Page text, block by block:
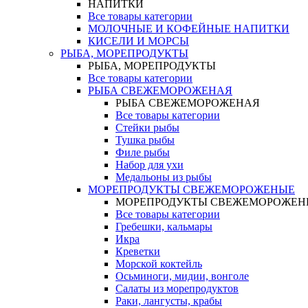
НАПИТКИ
Все товары категории
МОЛОЧНЫЕ И КОФЕЙНЫЕ НАПИТКИ
КИСЕЛИ И МОРСЫ
РЫБА, МОРЕПРОДУКТЫ
РЫБА, МОРЕПРОДУКТЫ
Все товары категории
РЫБА СВЕЖЕМОРОЖЕНАЯ
РЫБА СВЕЖЕМОРОЖЕНАЯ
Все товары категории
Стейки рыбы
Тушка рыбы
Филе рыбы
Набор для ухи
Медальоны из рыбы
МОРЕПРОДУКТЫ СВЕЖЕМОРОЖЕНЫЕ
МОРЕПРОДУКТЫ
Все товары категории
Гребешки, кальмары
Икра
Креветки
Морской коктейль
Осьминоги, мидии, вонголе
Салаты из морепродуктов
Раки, лангусты, крабы